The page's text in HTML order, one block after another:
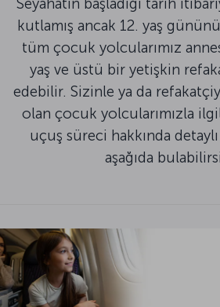
kutlamış ancak 12. yaş
tüm çocuk yolcularımız
yaş ve üstü bir yetişkin
edebilir. Sizinle ya da
olan çocuk yolcularımızla
uçuş süreci hakkında
aşağıda